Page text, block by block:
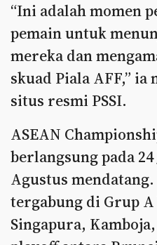
“Ini adalah momen
pemain untuk
mereka dan
skuad Piala AFF,”
situs resmi PSSI.
ASEAN
berlangsung pada
Agustus
tergabung di Grup
Singapura,